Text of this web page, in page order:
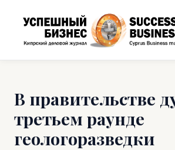
В правительстве
третьем раунде
геологоразведки